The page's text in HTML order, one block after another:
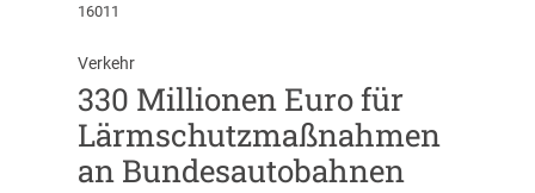
16011
Verkehr
330 Millionen Euro für
Lärmschutzmaßnahmen
an Bundesautobahnen